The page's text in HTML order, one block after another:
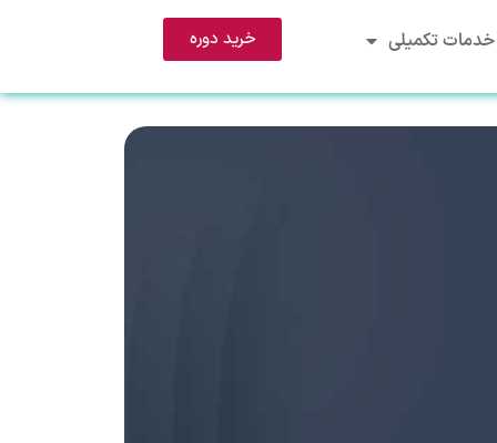
خدمات تکمیلی خرید دوره